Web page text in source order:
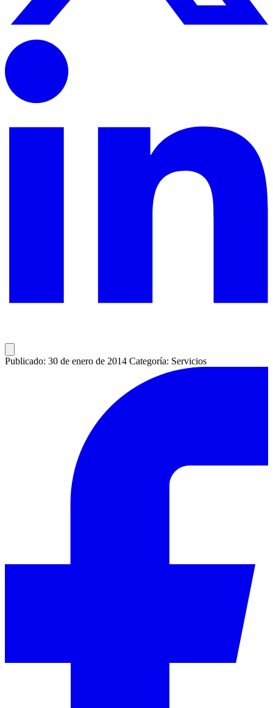
Publicado: 30 de enero de 2014 Categoría: Servicios